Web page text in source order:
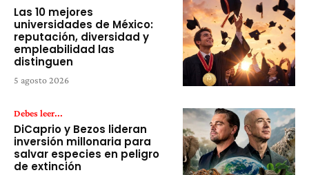
Las 10 mejores
universidades de México:
reputación, diversidad y
empleabilidad las
distinguen
5 agosto 2026
Debes leer...
DiCaprio y Bezos lideran
inversión millonaria para
salvar especies en peligro
de extinción